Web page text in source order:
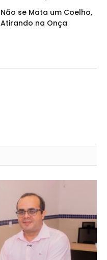
Não se Mata um Coelho,
Atirando na Onça